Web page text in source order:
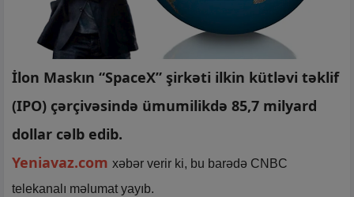
İlon Maskın “SpaceX” şirkəti ilkin kütləvi təklif
(IPO) çərçivəsində ümumilikdə 85,7 milyard
dollar cəlb edib.
Yeniavaz.com xəbər verir ki, bu barədə CNBC
telekanalı məlumat yayıb.